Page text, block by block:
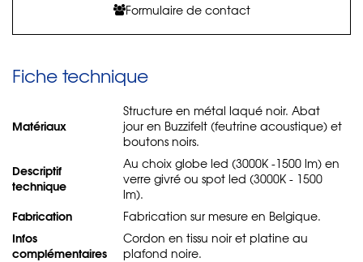
Formulaire de contact
Fiche technique
Matériaux
Structure en métal laqué noir. Abat
jour en Buzzifelt (feutrine acoustique) et
boutons noirs.
Descriptif
technique
Au choix globe led (3000K -1500 lm) en
verre givré ou spot led (3000K - 1500
lm).
Fabrication Fabrication sur mesure en Belgique.
Infos
complémentaires
Cordon en tissu noir et platine au
plafond noire.